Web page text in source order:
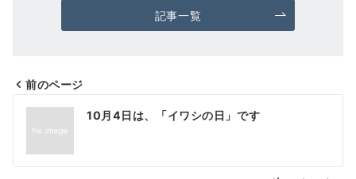
記事一覧
投
ナ
前のページ
10月4日は、「イワシの日」です